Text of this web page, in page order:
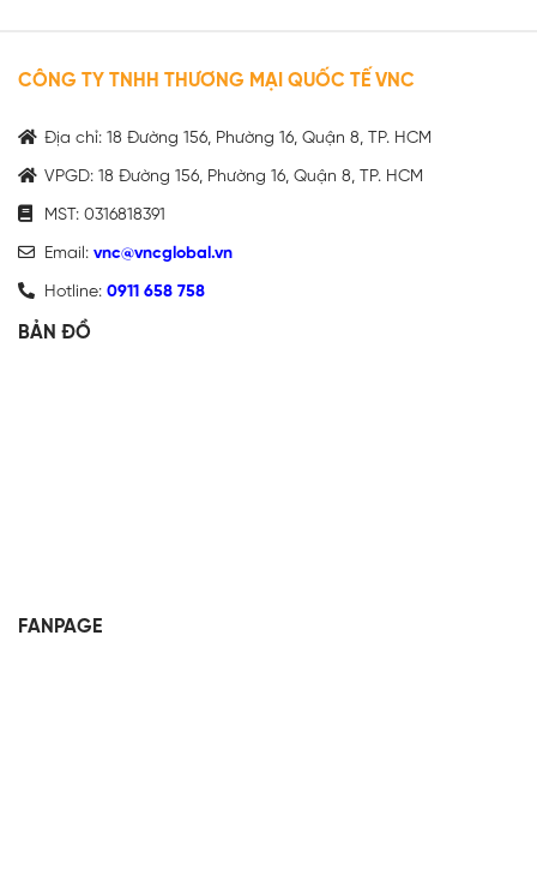
CÔNG TY TNHH THƯƠNG MẠI QUỐC TẾ VNC
Địa chỉ: 18 Đường 156, Phường 16, Quận 8, TP. HCM
VPGD: 18 Đường 156, Phường 16, Quận 8, TP. HCM
MST: 0316818391
Email: vnc@vncglobal.vn
Hotline: 0911 658 758
BẢN ĐỒ
FANPAGE